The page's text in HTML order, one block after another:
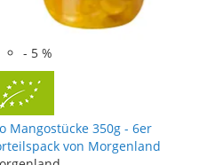
- 5 %
Mangostücke 350g - 6er
von Morgenland